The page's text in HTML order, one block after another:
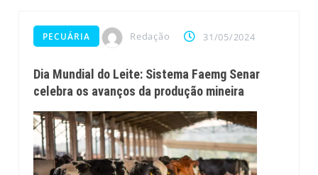
PECUÁRIA Redação 31/05/2024
Dia Mundial do Leite: Sistema Faemg Senar
celebra os avanços da produção mineira